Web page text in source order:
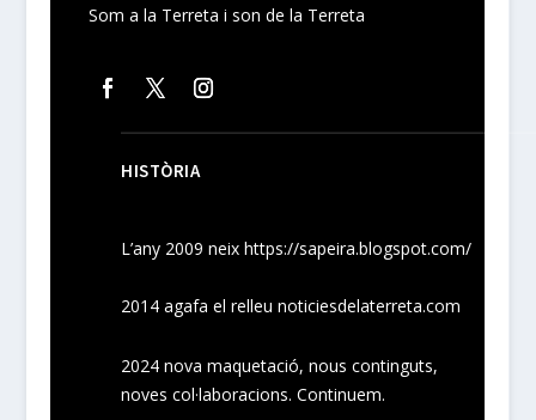
Som a la Terreta i son de la Terreta
HISTÒRIA
L’any 2009 neixhttps://sapeira.blogspot.com/
2014 agafa el relleu noticiesdelaterreta.com
2024nova maquetació, nouscontinguts,
novescol·laboracions. Continuem.